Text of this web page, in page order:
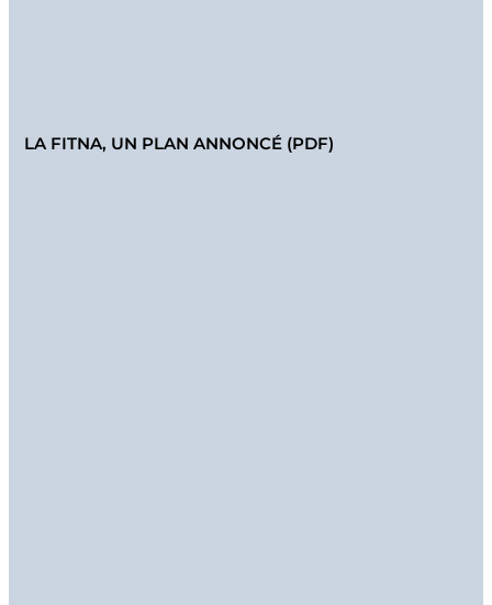
LA FITNA, UN PLAN ANNONCÉ (PDF)